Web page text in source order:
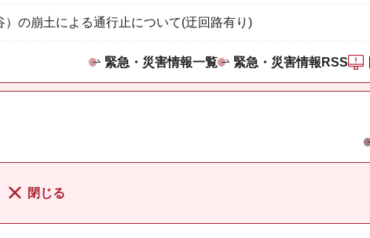
）の崩土による通行止について(迂回路有り)
緊急・災害情報一覧 緊急・災害情報RSS
閉じる